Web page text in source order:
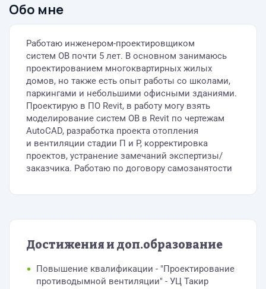
Обо мне
Работаю инженером-проектировщиком
систем ОВ почти 5 лет. В основном занимаюсь
проектированием многоквартирных жилых
домов, но также есть опыт работы со школами,
паркингами и небольшими офисными зданиями.
Проектирую в ПО Revit, в работу могу взять
моделирование систем ОВ в Revit по чертежам
AutoCAD, разработка проекта отопления
и вентиляции стадии П и Р, корректировка
проектов, устранение замечаний экспертизы/
заказчика. Работаю по договору самозанятости
Достижения и доп.образование
Повышение квалификации - "Проектирование
противодымной вентиляции" - УЦ Такир